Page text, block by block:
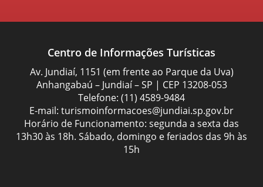
Centro de Informações Turísticas
Av. Jundiaí, 1151 (em frente ao Parque da Uva)
Anhangabaú – Jundiaí – SP | CEP 13208-053
Telefone: (11) 4589-9484
E-mail: turismoinformacoes@jundiai.sp.gov.br
Horário de Funcionamento: segunda a sexta das
13h30 às 18h. Sábado, domingo e feriados das 9h às
15h